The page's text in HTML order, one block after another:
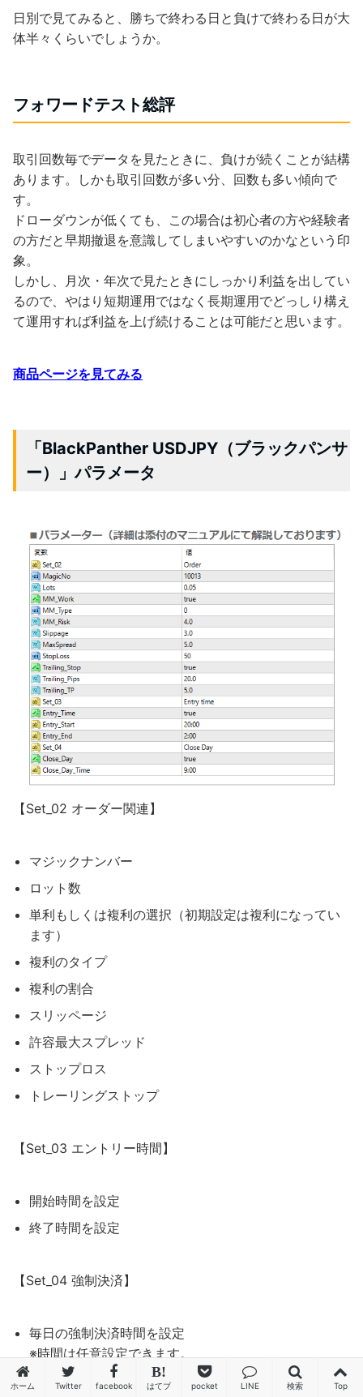
日別で見てみると、勝ちで終わる日と負けで終わる日が大
体半々くらいでしょうか。
フォワードテスト総評
取引回数毎でデータを見たときに、負けが続くことが結構
あります。しかも取引回数が多い分、回数も多い傾向で
す。
ドローダウンが低くても、この場合は初心者の方や経験者
の方だと早期撤退を意識してしまいやすいのかなという印
象。
しかし、月次・年次で見たときにしっかり利益を出してい
るので、やはり短期運用ではなく長期運用でどっしり構え
て運用すれば利益を上げ続けることは可能だと思います。
商品ページを見てみる
「BlackPanther USDJPY（ブラックパンサ
ー）」パラメータ
【Set_02 オーダー関連】
マジックナンバー
ロット数
単利もしくは複利の選択（初期設定は複利になってい
ます）
複利のタイプ
複利の割合
スリッページ
許容最大スプレッド
ストップロス
トレーリングストップ
【Set_03 エントリー時間】
開始時間を設定
終了時間を設定
【Set_04 強制決済】
毎日の強制決済時間を設定
※時間は任意設定できます。
ホーム Twitter facebook はてブ pocket LINE 検索 Top